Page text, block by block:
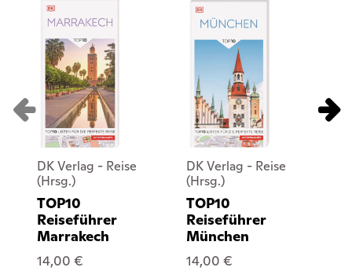
DK Verlag - Reise
(Hrsg.)
TOP10
Reiseführer
Marrakech
14,00 €
DK Verlag - Reise
(Hrsg.)
TOP10
Reiseführer
München
14,00 €